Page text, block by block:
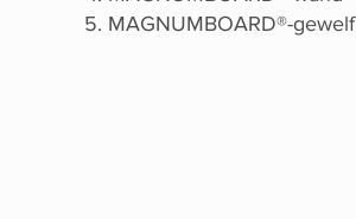
MAGNUMBOARD®-gewelf